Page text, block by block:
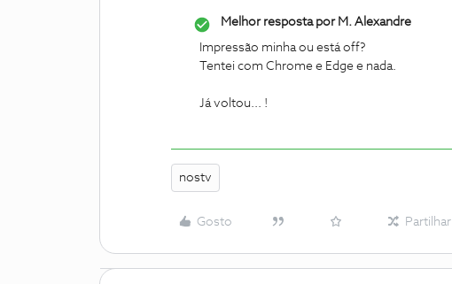
Melhor resposta porM. Alexandre
Impressão minha ou está off?
Tentei com Chrome e Edge e nada.
Já voltou... !
nostv
Gosto Partilhar